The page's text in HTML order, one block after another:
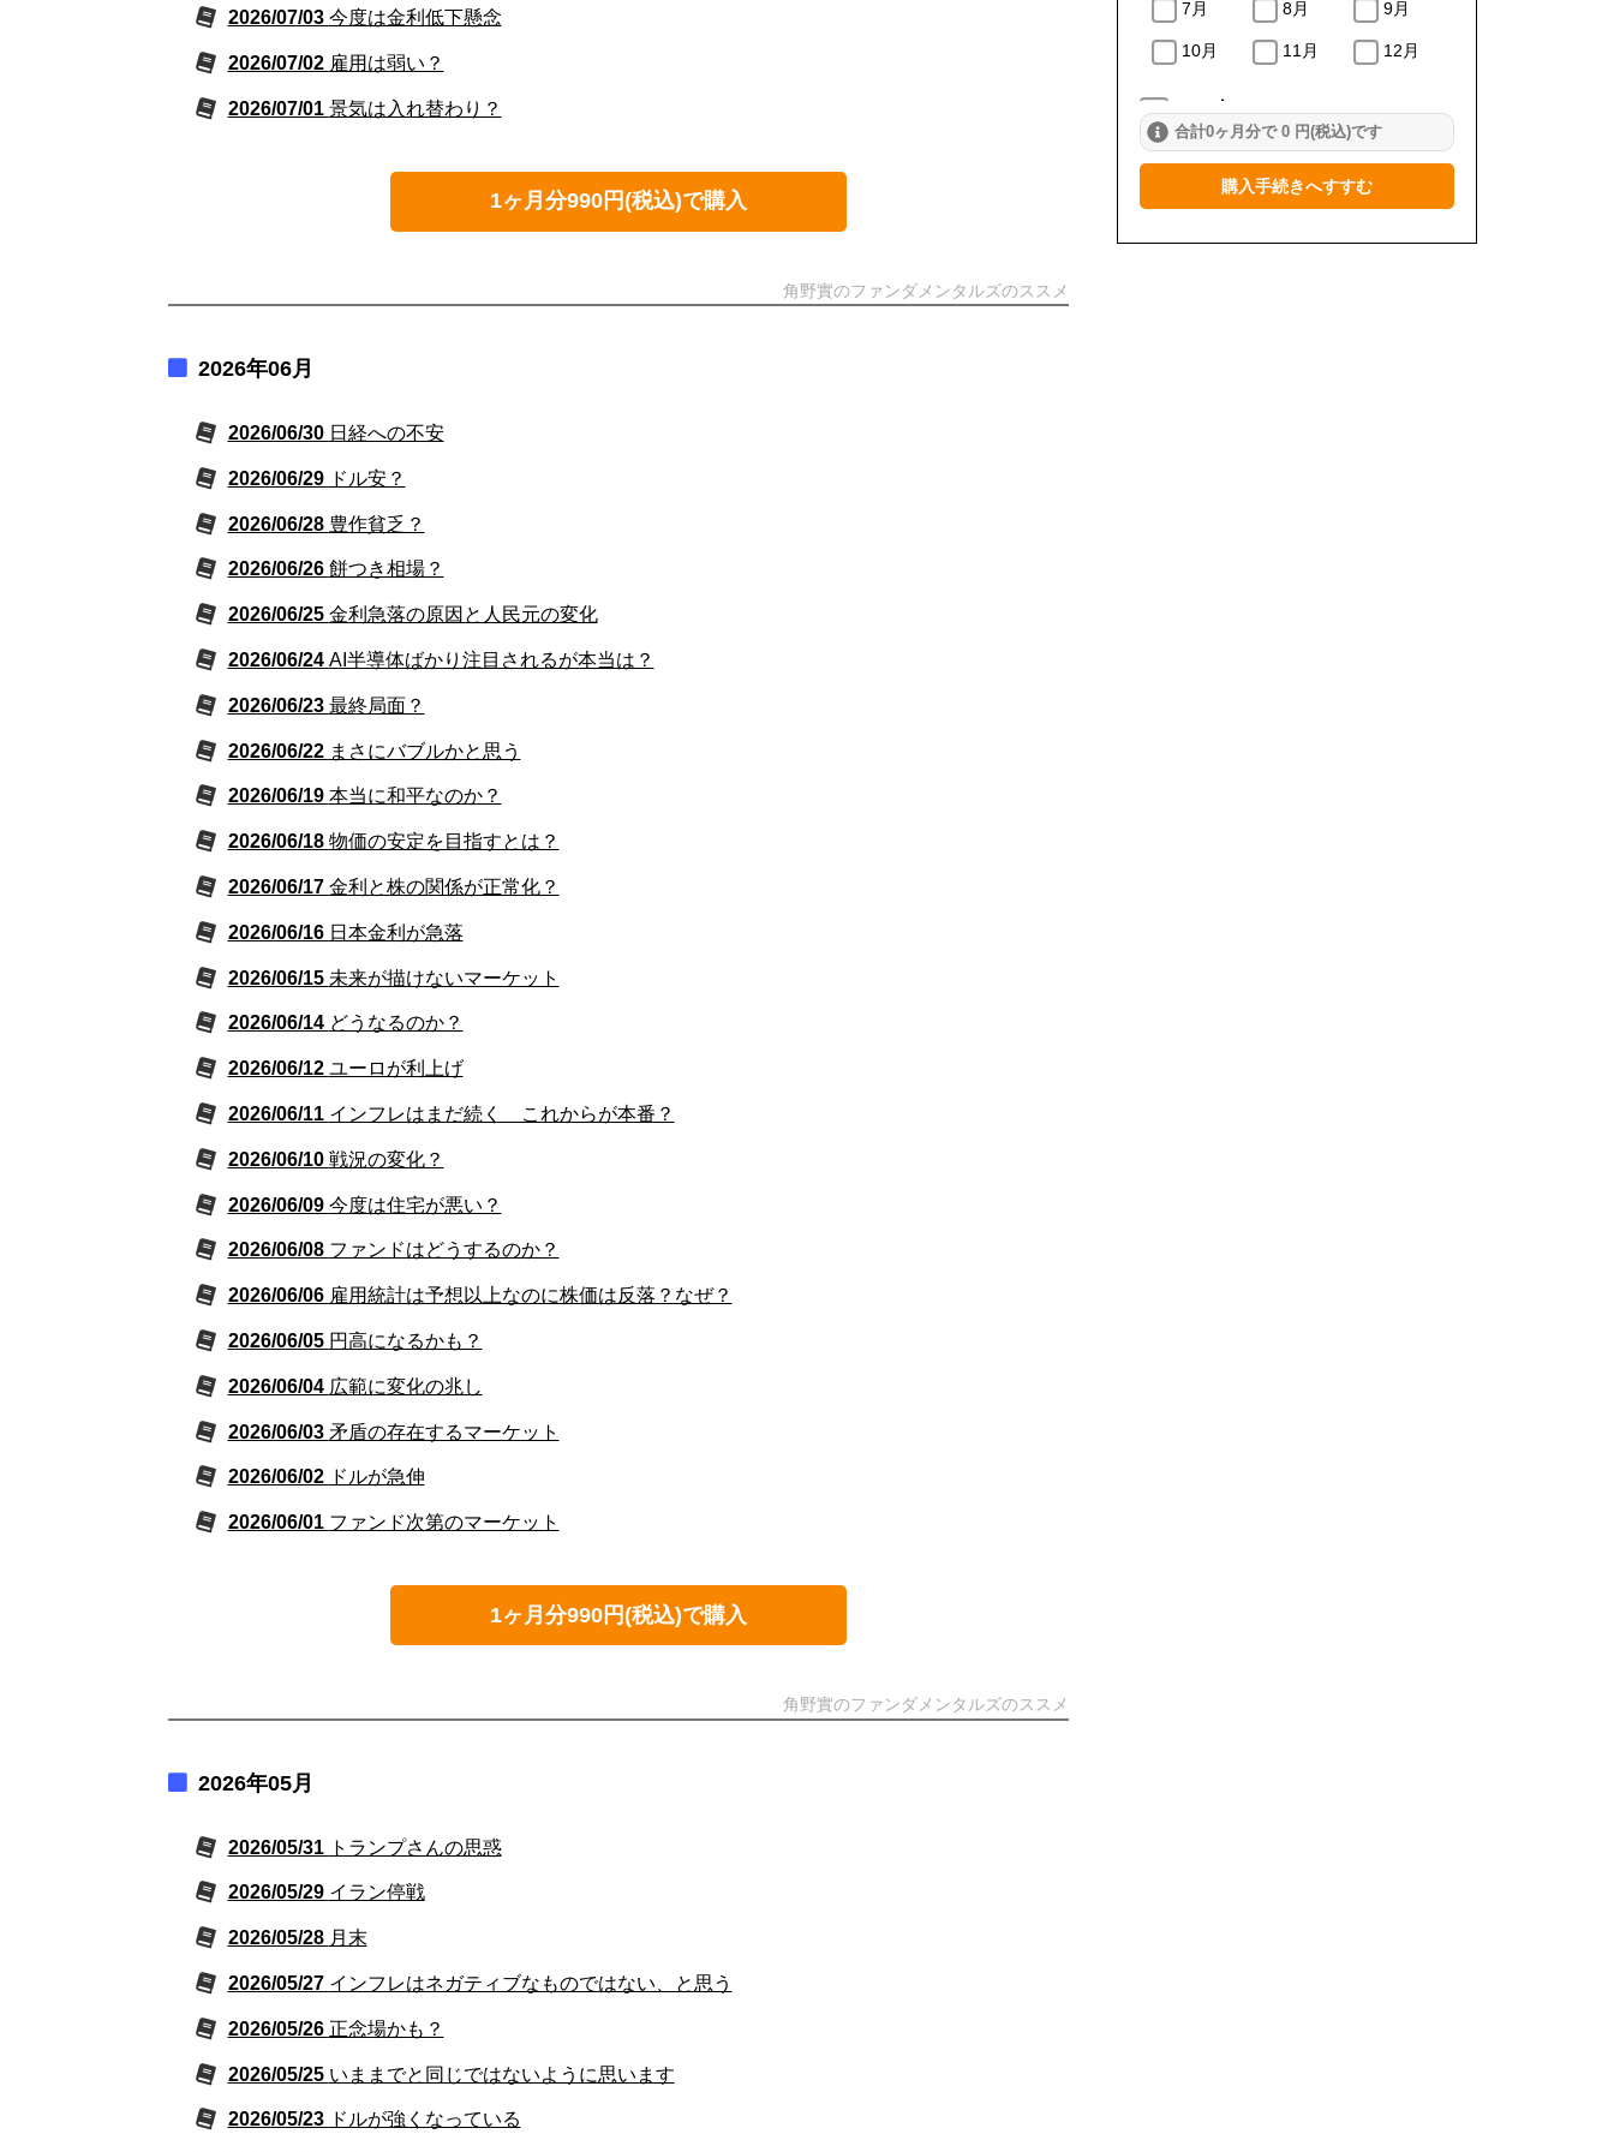
2026/07/03 今度は金利低下懸念
2026/07/02 雇用は弱い？
2026/07/01 景気は入れ替わり？
1ヶ月分990円(税込)で購入
角野實のファンダメンタルズのススメ
2026年06月
2026/06/30 日経への不安
2026/06/29 ドル安？
2026/06/28 豊作貧乏？
2026/06/26 餅つき相場？
2026/06/25 金利急落の原因と人民元の変化
2026/06/24 AI半導体ばかり注目されるが本当は？
2026/06/23 最終局面？
2026/06/22 まさにバブルかと思う
2026/06/19 本当に和平なのか？
2026/06/18 物価の安定を目指すとは？
2026/06/17 金利と株の関係が正常化？
2026/06/16 日本金利が急落
2026/06/15 未来が描けないマーケット
2026/06/14 どうなるのか？
2026/06/12 ユーロが利上げ
2026/06/11 インフレはまだ続く これからが本番？
2026/06/10 戦況の変化？
2026/06/09 今度は住宅が悪い？
2026/06/08 ファンドはどうするのか？
2026/06/06 雇用統計は予想以上なのに株価は反落？なぜ？
2026/06/05 円高になるかも？
2026/06/04 広範に変化の兆し
2026/06/03 矛盾の存在するマーケット
2026/06/02 ドルが急伸
2026/06/01 ファンド次第のマーケット
1ヶ月分990円(税込)で購入
角野實のファンダメンタルズのススメ
2026年05月
2026/05/31 トランプさんの思惑
2026/05/29 イラン停戦
2026/05/28 月末
2026/05/27 インフレはネガティブなものではない、と思う
2026/05/26 正念場かも？
2026/05/25 いままでと同じではないように思います
2026/05/23 ドルが強くなっている
7月 8月 9月
10月 11月 12月
2024年
1月 2月 3月
5月
合計0ヶ月分で 0 円(税込)です
購入手続きへすすむ